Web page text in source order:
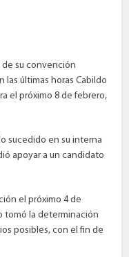
de su convención
últimas horas Cabildo
el próximo 8 de febrero,
sucedido en su interna
apoyar a un candidato
el próximo 4 de
tomó la determinación
posibles, con el fin de